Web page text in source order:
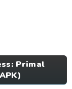
Primal